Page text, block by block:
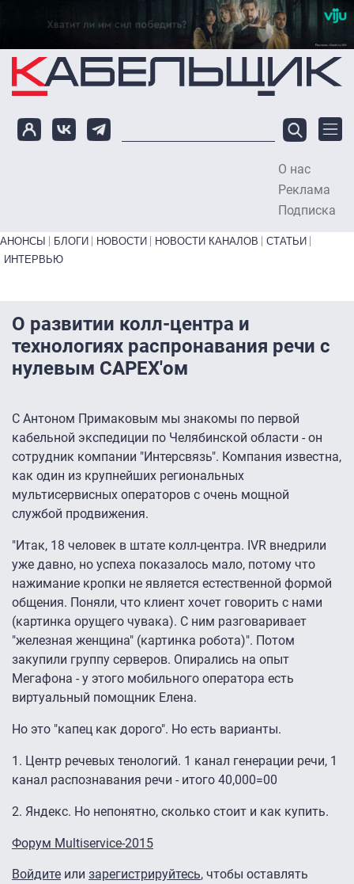
Перейти к основному содержанию
О нас
Реклама
Подписка
Primary links bottom
АНОНСЫ БЛОГИ НОВОСТИ НОВОСТИ КАНАЛОВ
СТАТЬИ
ИНТЕРВЬЮ
О развитии колл-центра и
технологиях распронавания речи с
нулевым CAPEX'ом
С Антоном Примаковым мы знакомы по первой
кабельной экспедиции по Челябинской области - он
сотрудник компании "Интерсвязь". Компания известна,
как один из крупнейших региональных
мультисервисных операторов с очень мощной
службой продвижения.
"Итак, 18 человек в штате колл-центра. IVR внедрили
уже давно, но успеха показалось мало, потому что
нажимание кропки не является естественной формой
общения. Поняли, что клиент хочет говорить с нами
(картинка орущего чувака). С ним разговаривает
"железная женщина" (картинка робота)". Потом
закупили группу серверов. Опирались на опыт
Мегафона - у этого мобильного оператора есть
виртуальный помощник Елена.
Но это "капец как дорого". Но есть варианты.
1. Центр речевых тенологий. 1 канал генерации речи, 1
канал распознавания речи - итого 40,000=00
2. Яндекс. Но непонятно, сколько стоит и как купить.
Форум Multiservice-2015
Войдите или зарегистрируйтесь, чтобы оставлять